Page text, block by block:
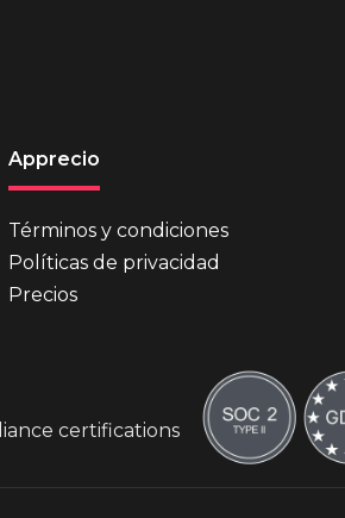
Apprecio
Términos y condiciones
Políticas de privacidad
Precios
certifications